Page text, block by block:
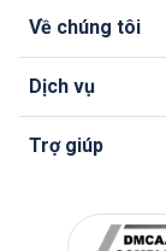
Về chúng tôi
Dịch vụ
Trợ giúp